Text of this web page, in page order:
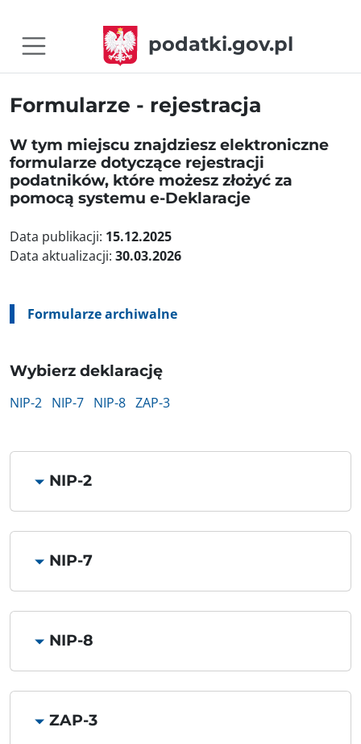
podatki.gov.pl
Formularze - rejestracja
W tym miejscu znajdziesz elektroniczne
formularze dotyczące rejestracji
podatników, które możesz złożyć za
pomocą systemu e-Deklaracje
Data publikacji: 15.12.2025
Data aktualizacji: 30.03.2026
Formularze archiwalne
Wybierz deklarację
NIP-2 NIP-7 NIP-8 ZAP-3
NIP-2
NIP-7
NIP-8
ZAP-3